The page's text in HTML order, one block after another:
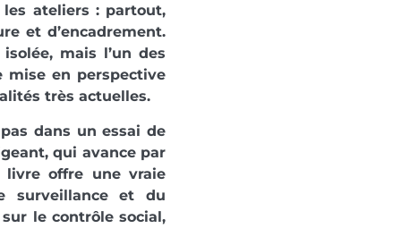
les ateliers : partout,
et d’encadrement.
mais l’un des
mise en perspective
très actuelles.
dans un essai de
qui avance par
livre offre une vraie
surveillance et du
le contrôle social,